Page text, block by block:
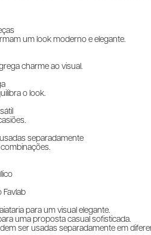
um look moderno e elegante.
charme ao visual.
o look.
separadamente
Favlab
para um visual elegante.
uma proposta casual sofisticada.
ser usadas separadamente em